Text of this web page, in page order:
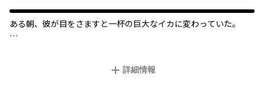
ある朝、彼が目をさますと一杯の巨大なイカに変わっていた――。
ある日のバイト帰り、先輩の家に寄って一夜を明かした望が目を
詳細情報